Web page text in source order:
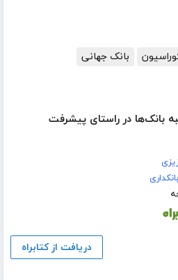
بانک جهانی
بانک‌ها در راستای پیشرفت
بانکداری
دریافت از کتابراه